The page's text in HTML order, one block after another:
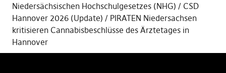
Niedersächsischen Hochschulgesetzes (NHG)
CSD
Hannover 2026 (Update)
PIRATEN Niedersachsen
kritisieren Cannabisbeschlüsse des Ärztetages in
Hannover